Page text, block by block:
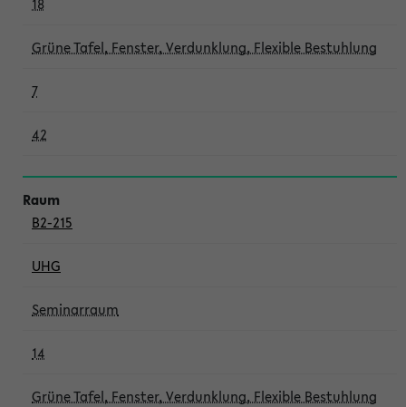
Grüne Tafel, Fenster, Verdunklung, Flexible Bestuhlung
7
42
B2-215
UHG
Seminarraum
14
Grüne Tafel, Fenster, Verdunklung, Flexible Bestuhlung